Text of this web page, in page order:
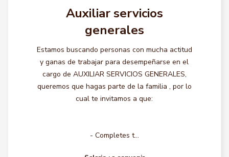
Auxiliar servicios
generales
Estamos buscando personas con mucha actitud
y ganas de trabajar para desempeñarse en el
cargo de AUXILIAR SERVICIOS GENERALES,
queremos que hagas parte de la familia , por lo
cual te invitamos a que:
- Completes t...